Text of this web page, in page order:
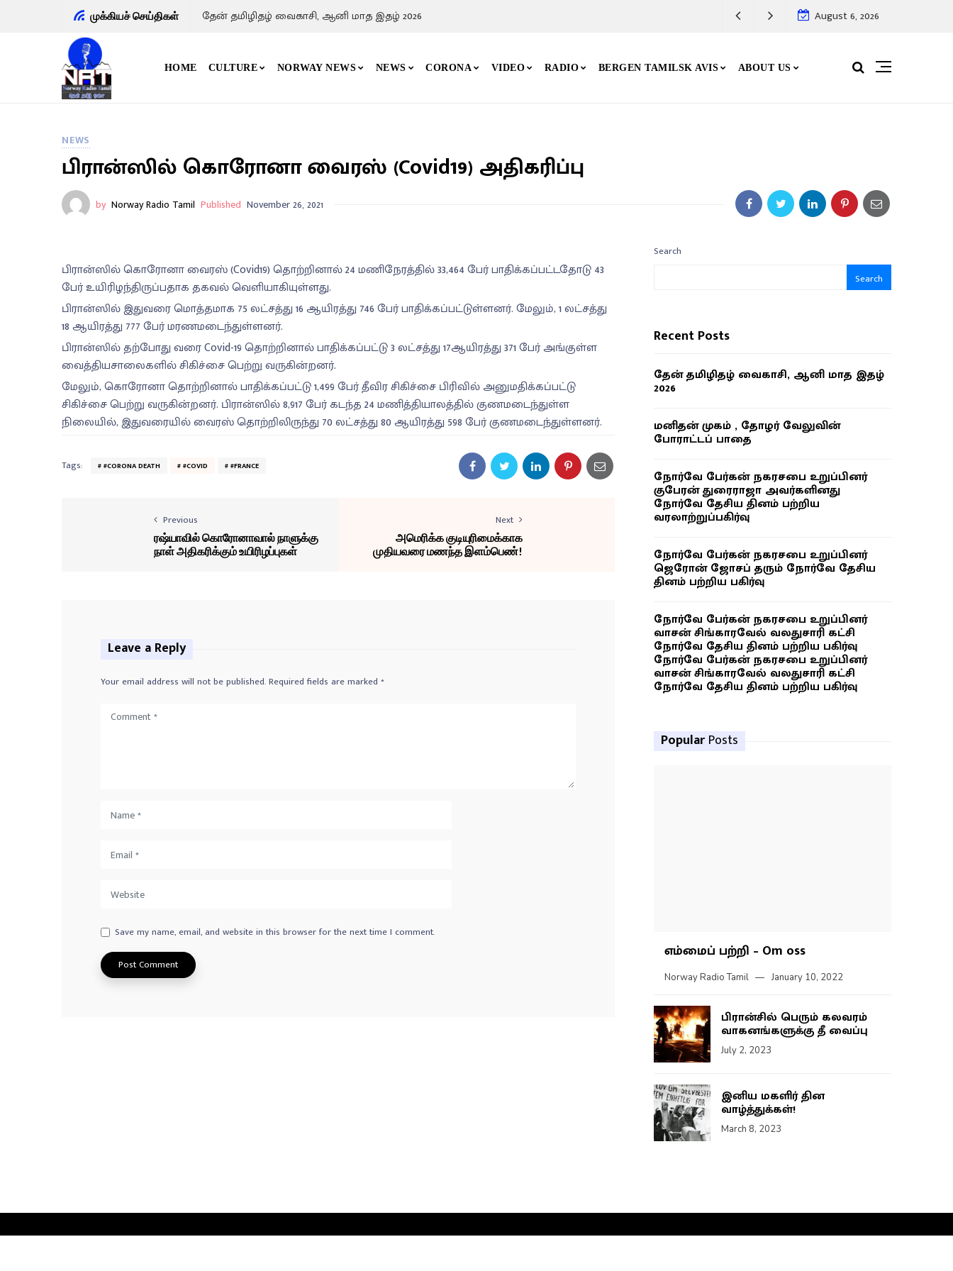
முக்கியச் செய்திகள் தேன் தமிழிதழ் வைகாசி, ஆனி மாத இதழ் 2026 August 6, 2026
HOME CULTURE NORWAY NEWS NEWS CORONA VIDEO RADIO BERGEN TAMILSK AVIS ABOUT US
NEWS
பிரான்ஸில் கொரோனா வைரஸ் (Covid19) அதிகரிப்பு
by Norway Radio Tamil Published November 26, 2021
பிரான்ஸில் கொரோனா வைரஸ் (Covid19) தொற்றினால் 24 மணிநேரத்தில் 33,464 பேர் பாதிக்கப்பட்டதோடு 43
பேர் உயிரிழந்திருப்பதாக தகவல் வெளியாகியுள்ளது.
பிரான்ஸில் இதுவரை மொத்தமாக 75 லட்சத்து 16 ஆயிரத்து 746 பேர் பாதிக்கப்பட்டுள்ளனர். மேலும், 1 லட்சத்து
18 ஆயிரத்து 777 பேர் மரணமடைந்துள்ளனர்.
பிரான்ஸில் தற்போது வரை Covid-19 தொற்றினால் பாதிக்கப்பட்டு 3 லட்சத்து 17ஆயிரத்து 371 பேர் அங்குள்ள
வைத்தியசாலைகளில் சிகிச்சை பெற்று வருகின்றனர்.
மேலும், கொரோனா தொற்றினால் பாதிக்கப்பட்டு 1,499 பேர் தீவிர சிகிச்சை பிரிவில் அனுமதிக்கப்பட்டு
சிகிச்சை பெற்று வருகின்றனர். பிரான்ஸில் 8,917 பேர் கடந்த 24 மணித்தியாலத்தில் குணமடைந்துள்ள
நிலையில், இதுவரையில் வைரஸ் தொற்றிலிருந்து 70 லட்சத்து 80 ஆயிரத்து 598 பேர் குணமடைந்துள்ளனர்.
Tags: #CORONA DEATH #COVID #FRANCE
Previous
ரஷ்யாவில் கொரோனாவால் நாளுக்கு
நாள் அதிகரிக்கும் உயிரிழப்புகள்
Next
அமெரிக்க குடியுரிமைக்காக
முதியவரை மணந்த இளம்பெண்!
Leave a Reply
Your email address will not be published.Required fields are marked *
Save my name, email, and website in this browser for the next time I comment.
Search
Search
Recent Posts
தேன் தமிழிதழ் வைகாசி, ஆனி மாத இதழ்
2026
மனிதன் முகம் , தோழர் வேலுவின்
போராட்டப் பாதை
நோர்வே பேர்கன் நகரசபை உறுப்பினர்
குபேரன் துரைராஜா அவர்களினது
நோர்வே தேசிய தினம் பற்றிய
வரலாற்றுப்பகிர்வு
நோர்வே பேர்கன் நகரசபை உறுப்பினர்
ஜெரோன் ஜோசப் தரும் நோர்வே தேசிய
தினம் பற்றிய பகிர்வு
நோர்வே பேர்கன் நகரசபை உறுப்பினர்
வாசன் சிங்காரவேல் வலதுசாரி கட்சி
நோர்வே தேசிய தினம் பற்றிய பகிர்வு
நோர்வே பேர்கன் நகரசபை உறுப்பினர்
வாசன் சிங்காரவேல் வலதுசாரி கட்சி
நோர்வே தேசிய தினம் பற்றிய பகிர்வு
Popular Posts
எம்மைப் பற்றி – Om oss
Norway Radio Tamil January 10, 2022
பிரான்சில் பெரும் கலவரம்
வாகனங்களுக்கு தீ வைப்பு
July 2, 2023
இனிய மகளிர் தின
வாழ்த்துக்கள்!
March 8, 2023